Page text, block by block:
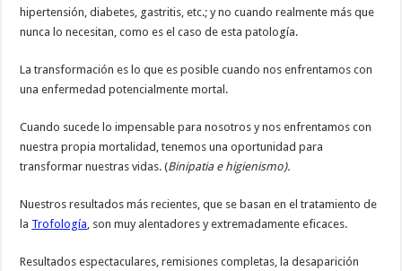
hipertensión, diabetes, gastritis, etc.; y no cuando realmente más que
nunca lo necesitan, como es el caso de esta patología.
La transformación es lo que es posible cuando nos enfrentamos con
una enfermedad potencialmente mortal.
Cuando sucede lo impensable para nosotros y nos enfrentamos con
nuestra propia mortalidad, tenemos una oportunidad para
transformar nuestras vidas. (Binipatia e higienismo).
Nuestros resultados más recientes, que se basan en el tratamiento de
la Trofología , son muy alentadores y extremadamente eficaces.
Resultados espectaculares, remisiones completas, la desaparición